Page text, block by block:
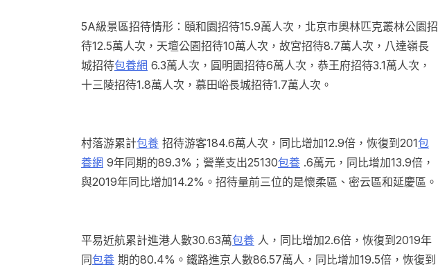
5A級景區招待情形：頤和園招待15.9萬人次，北京市奧林匹克叢林公園招
待12.5萬人次，天壇公園招待10萬人次，故宮招待8.7萬人次，八達嶺長
城招待包養網 6.3萬人次，圓明園招待6萬人次，恭王府招待3.1萬人次，
十三陵招待1.8萬人次，慕田峪長城招待1.7萬人次。
村落游累計包養 招待游客184.6萬人次，同比增加12.9倍，恢復到201包
養網 9年同期的89.3%；營業支出25130包養 .6萬元，同比增加13.9倍，
與2019年同比增加14.2%。招待量前三位的是懷柔區、密云區和延慶區。
平易近航累計進港人數30.63萬包養 人，同比增加2.6倍，恢復到2019年
同包養 期的80.4%。鐵路進京人數86.57萬人，同比增加19.5倍，恢復到